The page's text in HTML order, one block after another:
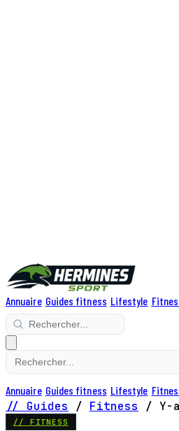
Annuaire Guides fitness Lifestyle
Annuaire Guides fitness Lifestyle
// Guides / Fitness / Y-
// FITNESS